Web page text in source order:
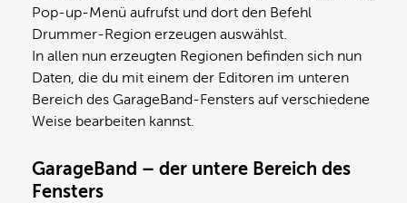
Pop-up-Menü aufrufst und dort den Befehl
Drummer-Region erzeugen auswählst.
In allen nun erzeugten Regionen befinden sich nun
Daten, die du mit einem der Editoren im unteren
Bereich des GarageBand-Fensters auf verschiedene
Weise bearbeiten kannst.
GarageBand – der untere Bereich des
Fensters